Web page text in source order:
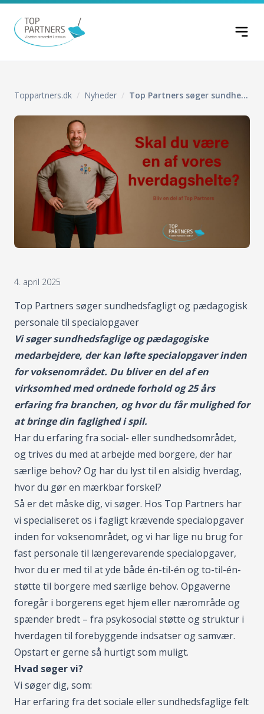
Spring til indhold
Toppartners.dk Nyheder Top Partners søger sundhedsfagligt og pædagogisk personale til specialopgaver
4. april 2025
Top Partners søger sundhedsfagligt og pædagogisk
personale til specialopgaver
Vi søger sundhedsfaglige og pædagogiske
medarbejdere, der kan løfte specialopgaver inden
for voksenområdet. Du bliver en del af en
virksomhed med ordnede forhold og 25 års
erfaring fra branchen, og hvor du får mulighed for
at bringe din faglighed i spil.
Har du erfaring fra social- eller sundhedsområdet,
og trives du med at arbejde med borgere, der har
særlige behov? Og har du lyst til en alsidig hverdag,
hvor du gør en mærkbar forskel?
Så er det måske dig, vi søger. Hos Top Partners har
vi specialiseret os i fagligt krævende specialopgaver
inden for voksenområdet, og vi har lige nu brug for
fast personale til længerevarende specialopgaver,
hvor du er med til at yde både én-til-én og to-til-én-
støtte til borgere med særlige behov. Opgaverne
foregår i borgerens eget hjem eller nærområde og
spænder bredt – fra psykosocial støtte og struktur i
hverdagen til forebyggende indsatser og samvær.
Opstart er gerne så hurtigt som muligt.
Hvad søger vi?
Vi søger dig, som:
Har erfaring fra det sociale eller sundhedsfaglige felt